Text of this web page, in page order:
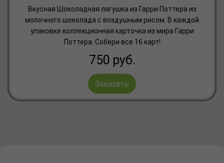
Вкусная Шоколадная лягушка из Гарри Поттера из
молочного шоколада с воздушным рисом. В каждой
упаковке коллекционная карточка из мира Гарри
Поттера. Собери все 16 карт!
750 руб.
Заказать